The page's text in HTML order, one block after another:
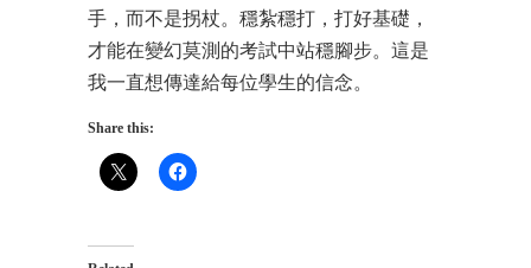
手，而不是拐杖。穩紮穩打，打好基礎，
才能在變幻莫測的考試中站穩腳步。這是
我一直想傳達給每位學生的信念。
Share this: